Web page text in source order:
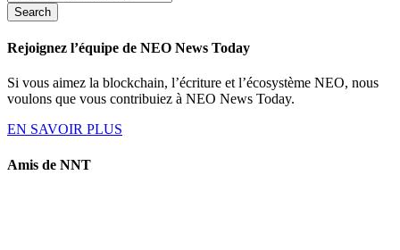
Search
Rejoignez l’équipe de NEO News Today
Si vous aimez la blockchain, l’écriture et l’écosystème NEO, nous
voulons que vous contribuiez à NEO News Today.
EN SAVOIR PLUS
Amis de NNT